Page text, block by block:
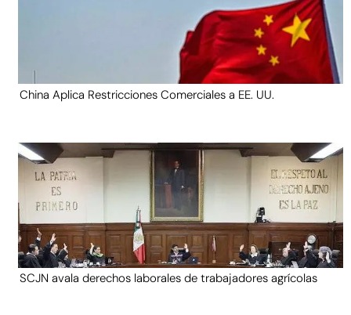
China Aplica Restricciones Comerciales a EE. UU.
SCJN avala derechos laborales de trabajadores agrícolas